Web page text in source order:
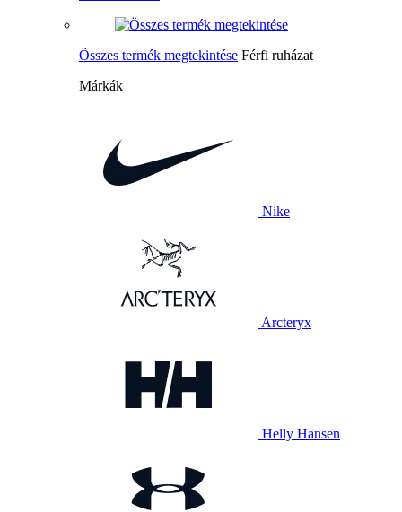
Összes termék megtekintése Férfi ruházat
Márkák
Nike
Arcteryx
Helly Hansen